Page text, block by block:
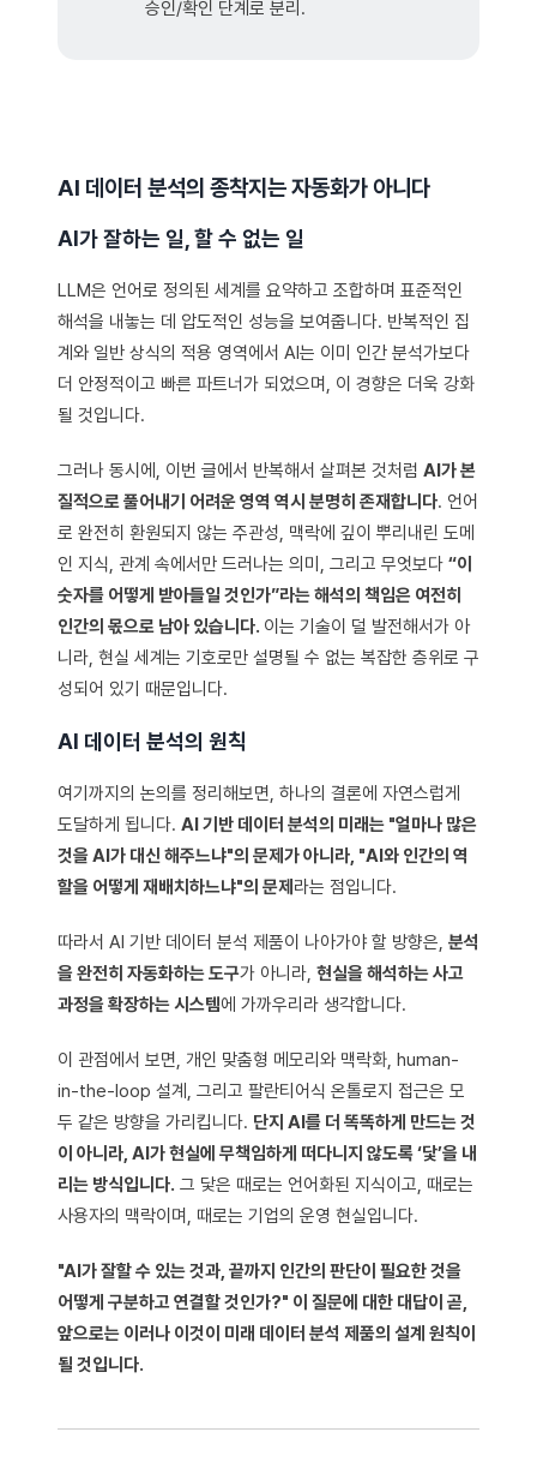
승인/확인 단계로 분리.
AI 데이터 분석의 종착지는 자동화가 아니다
AI가 잘하는 일, 할 수 없는 일
LLM은 언어로 정의된 세계를 요약하고 조합하며 표준적인
해석을 내놓는 데 압도적인 성능을 보여줍니다. 반복적인 집
계와 일반 상식의 적용 영역에서 AI는 이미 인간 분석가보다
더 안정적이고 빠른 파트너가 되었으며, 이 경향은 더욱 강화
될 것입니다.
그러나 동시에, 이번 글에서 반복해서 살펴본 것처럼 AI가 본
질적으로 풀어내기 어려운 영역 역시 분명히 존재합니다. 언어
로 완전히 환원되지 않는 주관성, 맥락에 깊이 뿌리내린 도메
인 지식, 관계 속에서만 드러나는 의미, 그리고 무엇보다 “이
숫자를 어떻게 받아들일 것인가”라는 해석의 책임은 여전히
인간의 몫으로 남아 있습니다. 이는 기술이 덜 발전해서가 아
니라, 현실 세계는 기호로만 설명될 수 없는 복잡한 층위로 구
성되어 있기 때문입니다.
AI 데이터 분석의 원칙
여기까지의 논의를 정리해보면, 하나의 결론에 자연스럽게
도달하게 됩니다. AI 기반 데이터 분석의 미래는 "얼마나 많은
것을 AI가 대신 해주느냐"의 문제가 아니라, "AI와 인간의 역
할을 어떻게 재배치하느냐"의 문제 라는 점입니다.
따라서 AI 기반 데이터 분석 제품이 나아가야 할 방향은, 분석
을 완전히 자동화하는 도구가 아니라, 현실을 해석하는 사고
과정을 확장하는 시스템에 가까우리라 생각합니다.
이 관점에서 보면, 개인 맞춤형 메모리와 맥락화, human-
in-the-loop 설계, 그리고 팔란티어식 온톨로지 접근은 모
두 같은 방향을 가리킵니다. 단지 AI를 더 똑똑하게 만드는 것
이 아니라, AI가 현실에 무책임하게 떠다니지 않도록 ‘닻’을 내
리는 방식입니다. 그 닻은 때로는 언어화된 지식이고, 때로는
사용자의 맥락이며, 때로는 기업의 운영 현실입니다.
"AI가 잘할 수 있는 것과, 끝까지 인간의 판단이 필요한 것을
어떻게 구분하고 연결할 것인가?" 이 질문에 대한 대답이 곧,
앞으로는 이러나 이것이 미래 데이터 분석 제품의 설계 원칙이
될 것입니다.